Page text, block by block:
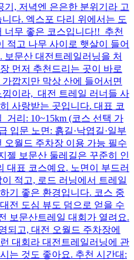
, 저녁엔 은은한 분위기라 고
다. 엑스포 다리 위에서는 도
너무 좋은 코스입니다!! 추천
적고 나무 사이로 햇살이 들어
보문산 대전트레일러닝을 처
먼저 추천드리는 곳이 바로
깝지만 막상 산에 들어서면
이라, 대전 트레일 러너들 사
사랑받는 곳입니다. 대표 코
거리: 10~15km (코스 선택 가
문 노면: 흙길·낙엽길·일부
오월드 주차장 이용 가능 필수
젤 보문산 둘레길은 꾸준히 인
대표 코스예요. 노면이 부드러
적고, 로드 러닝에서 트레일
기 좋은 환경입니다. 코스 중
전 도심 뷰도 덤으로 얻을 수
보문산트레일 대회가 열려요.
되고, 대전 오월드 주차장에
대회라 대전트레일러닝에 관
는 것도 좋아요. 추천 시간대: